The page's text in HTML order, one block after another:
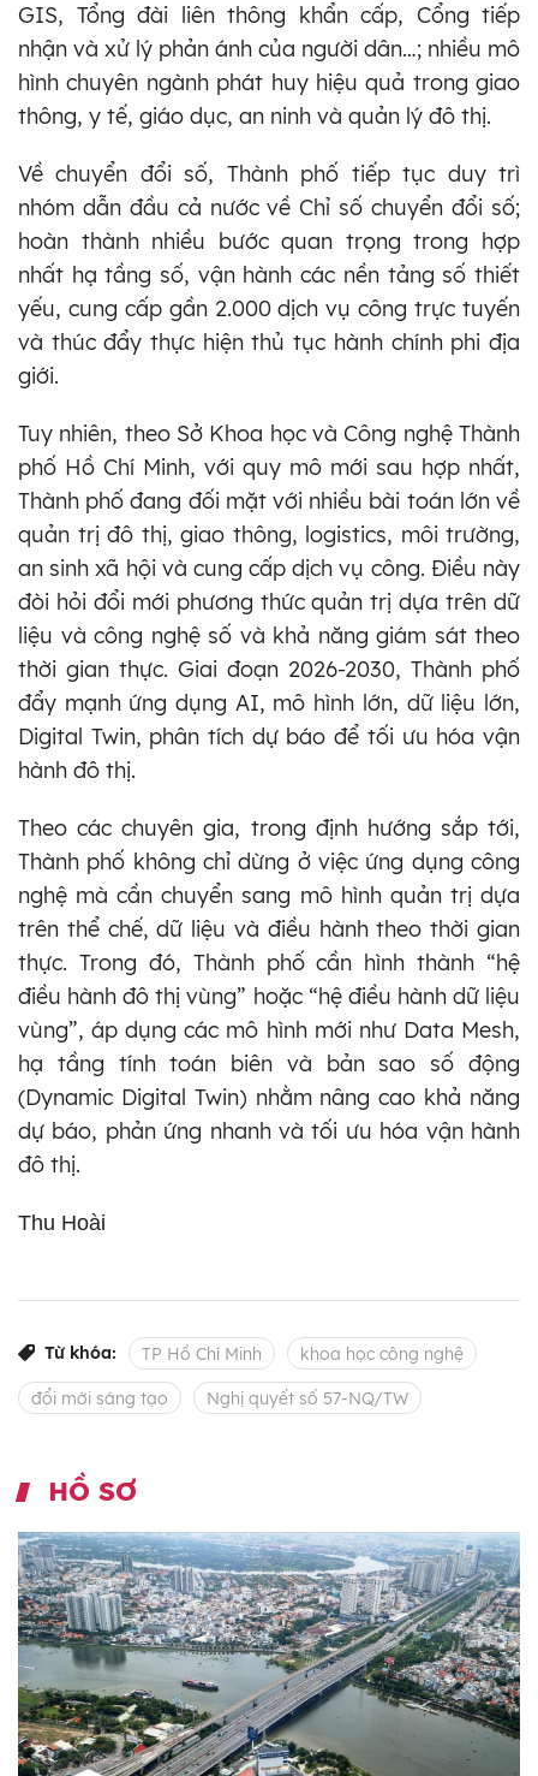
GIS, Tổng đài liên thông khẩn cấp, Cổng tiếp
nhận và xử lý phản ánh của người dân…; nhiều mô
hình chuyên ngành phát huy hiệu quả trong giao
thông, y tế, giáo dục, an ninh và quản lý đô thị.
Về chuyển đổi số, Thành phố tiếp tục duy trì
nhóm dẫn đầu cả nước về Chỉ số chuyển đổi số;
hoàn thành nhiều bước quan trọng trong hợp
nhất hạ tầng số, vận hành các nền tảng số thiết
yếu, cung cấp gần 2.000 dịch vụ công trực tuyến
và thúc đẩy thực hiện thủ tục hành chính phi địa
giới.
Tuy nhiên, theo Sở Khoa học và Công nghệ Thành
phố Hồ Chí Minh, với quy mô mới sau hợp nhất,
Thành phố đang đối mặt với nhiều bài toán lớn về
quản trị đô thị, giao thông, logistics, môi trường,
an sinh xã hội và cung cấp dịch vụ công. Điều này
đòi hỏi đổi mới phương thức quản trị dựa trên dữ
liệu và công nghệ số và khả năng giám sát theo
thời gian thực. Giai đoạn 2026-2030, Thành phố
đẩy mạnh ứng dụng AI, mô hình lớn, dữ liệu lớn,
Digital Twin, phân tích dự báo để tối ưu hóa vận
hành đô thị.
Theo các chuyên gia, trong định hướng sắp tới,
Thành phố không chỉ dừng ở việc ứng dụng công
nghệ mà cần chuyển sang mô hình quản trị dựa
trên thể chế, dữ liệu và điều hành theo thời gian
thực. Trong đó, Thành phố cần hình thành “hệ
điều hành đô thị vùng” hoặc “hệ điều hành dữ liệu
vùng”, áp dụng các mô hình mới như Data Mesh,
hạ tầng tính toán biên và bản sao số động
(Dynamic Digital Twin) nhằm nâng cao khả năng
dự báo, phản ứng nhanh và tối ưu hóa vận hành
đô thị.
Thu Hoài
Từ khóa: TP Hồ Chí Minh khoa học công nghệ
đổi mới sáng tạo Nghị quyết số 57-NQ/TW
HỒ SƠ